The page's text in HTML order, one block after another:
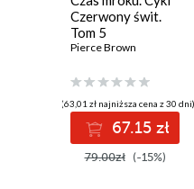
Czerwony świt.
Tom 5
Pierce Brown
(63,01 zł najniższa cena z 30 dni)
67.15 zł
79.00zł (-15%)